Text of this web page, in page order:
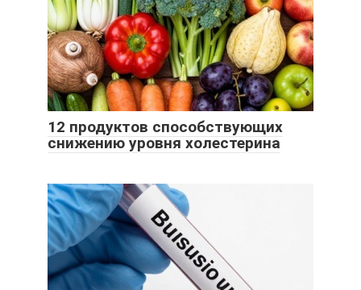
12 продуктов способствующих
снижению уровня холестерина